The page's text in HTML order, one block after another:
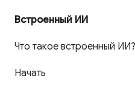
Встроенный ИИ
Что такое встроенный ИИ?
Начать